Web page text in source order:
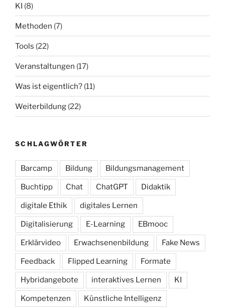
KI (8)
Methoden (7)
Tools (22)
Veranstaltungen (17)
Was ist eigentlich? (11)
Weiterbildung (22)
SCHLAGWÖRTER
Barcamp Bildung Bildungsmanagement
Buchtipp Chat ChatGPT Didaktik
digitale Ethik digitales Lernen
Digitalisierung E-Learning EBmooc
Erklärvideo Erwachsenenbildung Fake News
Feedback Flipped Learning Formate
Hybridangebote interaktives Lernen KI
Kompetenzen Künstliche Intelligenz